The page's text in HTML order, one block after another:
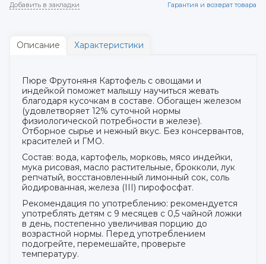
Добавить в закладки Гарантия и возврат товара
Описание Характеристики
Пюре Фрутоняня Картофель с овощами и
индейкой поможет малышу научиться жевать
благодаря кусочкам в составе. Обогащен железом
(удовлетворяет 12% суточной нормы
физиологической потребности в железе).
Отборное сырье и нежный вкус. Без консервантов,
красителей и ГМО.
Состав: вода, картофель, морковь, мясо индейки,
мука рисовая, масло растительные, брокколи, лук
репчатый, восстановленный лимонный сок, соль
йодированная, железа (III) пирофосфат.
Рекомендация по употреблению: рекомендуется
употреблять детям с 9 месяцев с 0,5 чайной ложки
в день, постепенно увеличивая порцию до
возрастной нормы. Перед употреблением
подогрейте, перемешайте, проверьте
температуру.